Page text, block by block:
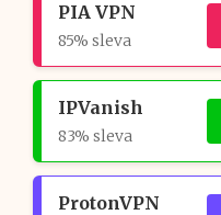
PIA VPN
85% sleva
IPVanish
83% sleva
ProtonVPN